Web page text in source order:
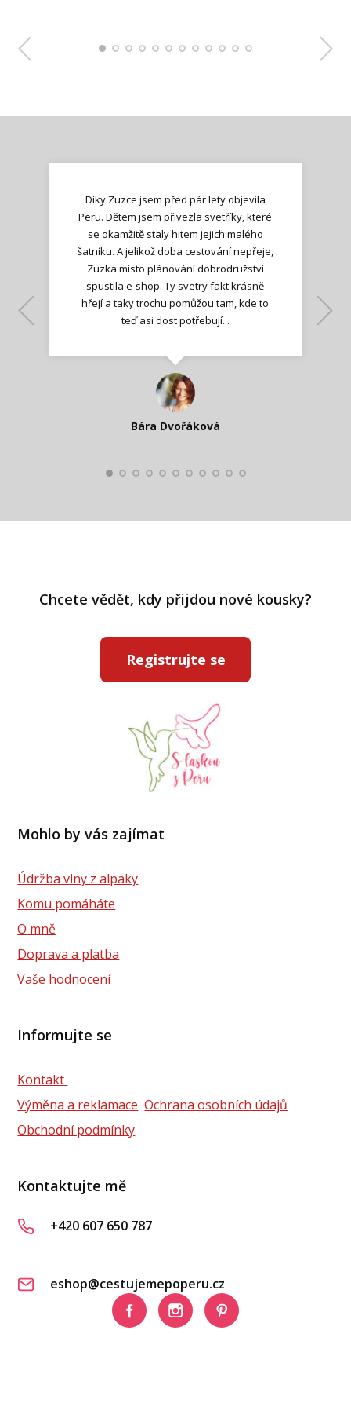
Díky Zuzce jsem před pár lety objevila
Peru. Dětem jsem přivezla svetříky, které
se okamžitě staly hitem jejich malého
šatníku. A jelikož doba cestování nepřeje,
Zuzka místo plánování dobrodružství
spustila e-shop. Ty svetry fakt krásně
hřejí a taky trochu pomůžou tam, kde to
teď asi dost potřebují...
Bára Dvořáková
Jana T.
Kateřina Veleta Štěpánová
Ilona M.
Lenka K.
Nadšená zpráva
Katka Perháčová
Smolková
Lenka K.
Chcete vědět, kdy přijdou nové kousky?
Registrujte se
Mohlo by vás zajímat
Údržba vlny z alpaky
Komu pomáháte
O mně
Doprava a platba
Vaše hodnocení
Informujte se
Kontakt
Výměna a reklamace Ochrana osobních údajů
Obchodní podmínky
Kontaktujte mě
+420 607 650 787
eshop@cestujemepoperu.cz